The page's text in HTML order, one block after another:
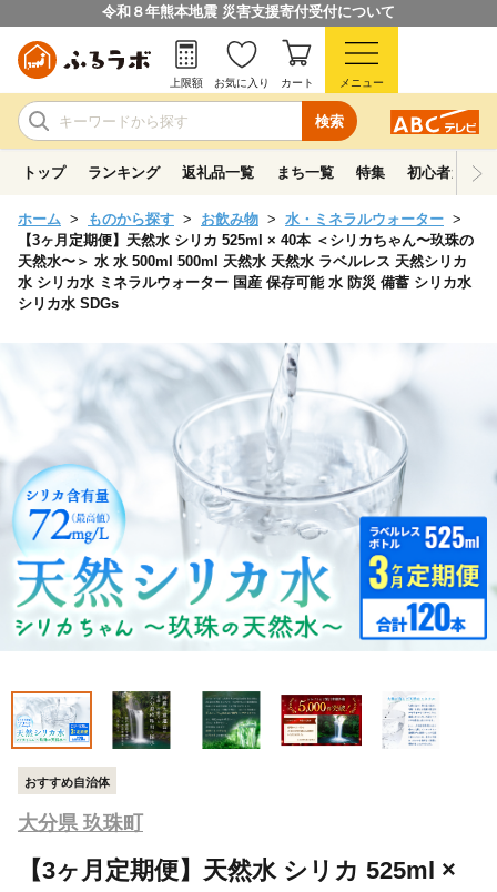
令和８年熊本地震 災害支援寄付受付について
検索
上限額 お気に入り カート メニュー
トップ ランキング 返礼品一覧 まち一覧 特集 初心者ガイド
ホーム ものから探す お飲み物
水・ミネラルウォーター
【3ヶ月定期便】天然水 シリカ 525ml × 40本 ＜シリカちゃん〜玖珠の
天然水〜＞ 水 水 500ml 500ml 天然水 天然水 ラベルレス 天然シリカ
水 シリカ水 ミネラルウォーター 国産 保存可能 水 防災 備蓄 シリカ水
シリカ水 SDGs
おすすめ自治体
大分県 玖珠町
【3ヶ月定期便】天然水 シリカ 525ml ×